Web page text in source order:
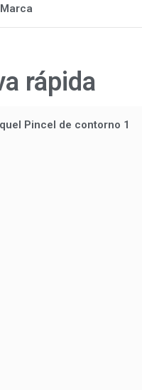
Marca
rápida
Pincel de contorno 1